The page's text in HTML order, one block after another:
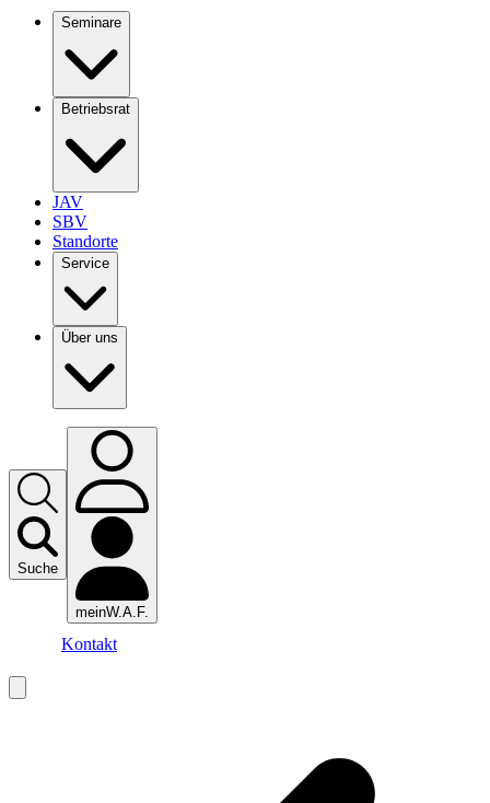
Seminare
Betriebsrat
JAV
SBV
Standorte
Service
Über uns
Suche
meinW.A.F.
Kontakt